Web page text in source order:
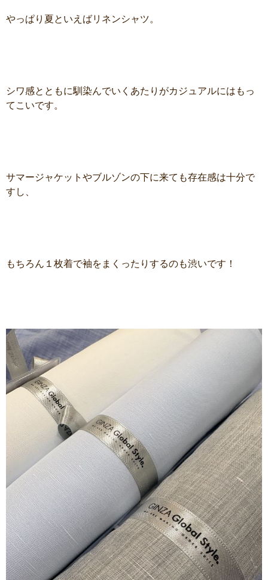
やっぱり夏といえばリネンシャツ。
シワ感とともに馴染んでいくあたりがカジュアルにはもっ
てこいです。
サマージャケットやブルゾンの下に来ても存在感は十分で
すし、
もちろん１枚着で袖をまくったりするのも渋いです！